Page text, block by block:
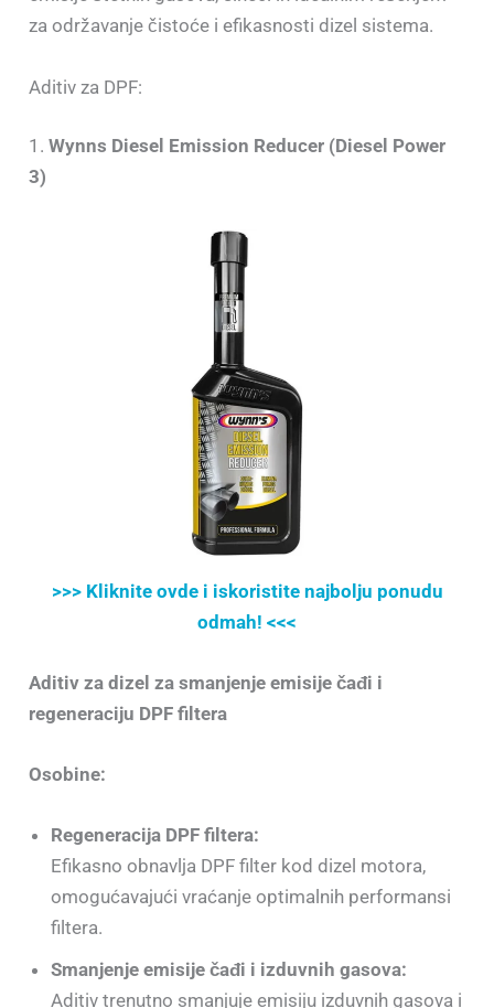
za održavanje čistoće i efikasnosti dizel sistema.
Aditiv za DPF:
1.Wynns Diesel Emission Reducer (Diesel Power
3)
>>> Kliknite ovde i iskoristite najbolju ponudu
odmah! <<<
Aditiv za dizel za smanjenje emisije čađi i
regeneraciju DPF filtera
Osobine:
Regeneracija DPF filtera:
Efikasno obnavlja DPF filter kod dizel motora,
omogućavajući vraćanje optimalnih performansi
filtera.
Smanjenje emisije čađi i izduvnih gasova:
Aditiv trenutno smanjuje emisiju izduvnih gasova i